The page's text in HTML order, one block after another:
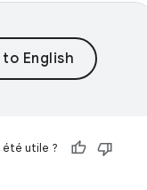
été utile ?